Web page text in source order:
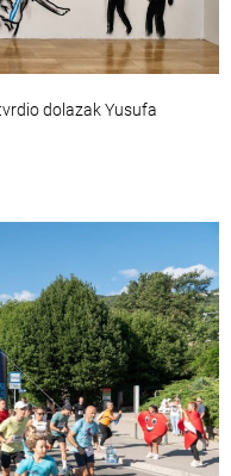
dolazak Yusufa